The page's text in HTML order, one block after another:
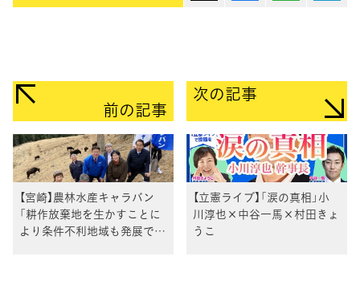
前の記事
【宮崎】農林水産キャラバン
「耕作放棄地を生かすことに
より条件不利地域も発展でき
次の記事
【立憲ライブ】「涙の真相」小
川淳也×中谷一馬×村田きょ
うこ